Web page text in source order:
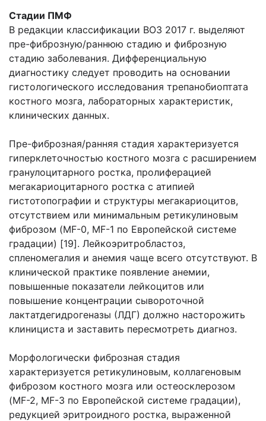
Стадии ПМФ
В редакции классификации ВОЗ 2017 г. выделяют
пре-фиброзную/раннюю стадию и фиброзную
стадию заболевания. Дифференциальную
диагностику следует проводить на основании
гистологического исследования трепанобиоптата
костного мозга, лабораторных характеристик,
клинических данных.
Пре-фиброзная/ранняя стадия характеризуется
гиперклеточностью костного мозга с расширением
гранулоцитарного ростка, пролиферацией
мегакариоцитарного ростка с атипией
гистотопографии и структуры мегакариоцитов,
отсутствием или минимальным ретикулиновым
фиброзом (MF-0, MF-1 по Европейской системе
градации) [19]. Лейкоэритробластоз,
спленомегалия и анемия чаще всего отсутствуют. В
клинической практике появление анемии,
повышенные показатели лейкоцитов или
повышение концентрации сывороточной
лактатдегидрогеназы (ЛДГ) должно насторожить
клинициста и заставить пересмотреть диагноз.
Морфологически фиброзная стадия
характеризуется ретикулиновым, коллагеновым
фиброзом костного мозга или остеосклерозом
(MF-2, MF-3 по Европейской системе градации),
редукцией эритроидного ростка, выраженной